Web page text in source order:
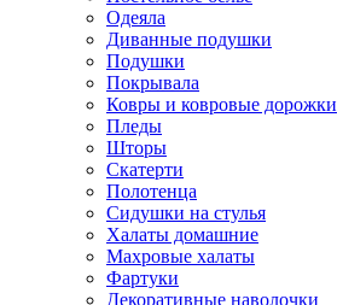
Одеяла
Диванные подушки
Подушки
Покрывала
Ковры и ковровые дорожки
Пледы
Шторы
Скатерти
Полотенца
Сидушки на стулья
Халаты домашние
Махровые халаты
Фартуки
Декоративные наволочки